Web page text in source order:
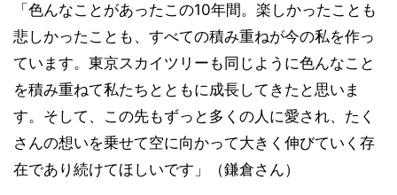
「色んなことがあったこの10年間。楽しかったことも
悲しかったことも、すべての積み重ねが今の私を作っ
ています。東京スカイツリーも同じように色んなこと
を積み重ねて私たちとともに成長してきたと思いま
す。そして、この先もずっと多くの人に愛され、たく
さんの想いを乗せて空に向かって大きく伸びていく存
在であり続けてほしいです」（鎌倉さん）